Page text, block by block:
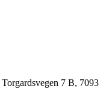
7 B, 7093